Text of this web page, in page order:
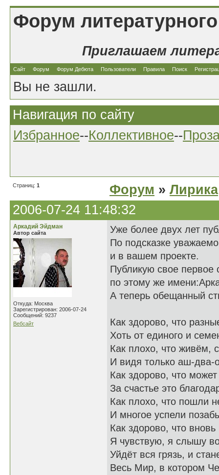
Форум
Приглашаем
Сайт Форум Форум Дебюта Пользователи Правила Поиск
Вы не зашли.
Навигация по сайту
Избранное--Коллективное--
Страниц: 1 Форум » Лирика
2006-07-24 11:48:32
Аркадий Эйдман
Автор сайта
Откуда: Москва
Зарегистрирован: 2006-07-24
Сообщений: 9237
Вебсайт
Уже более двух лет
По подсказке
и в вашем проекте.
Публикую свое первое
по этому же
А теперь обещанный
Как здорово, что
Хоть от единого и
Как плохо, что живём,
И видя только аш-
Как здорово, что
За счастье это
Как плохо, что пошли
И многое успели
Как здорово, что вновь
Я чувствую, я слышу
Уйдёт вся грязь, и
Весь Мир, в котором